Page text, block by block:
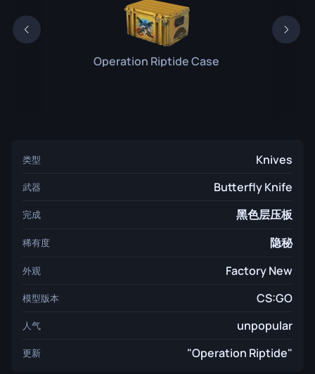
Operation Riptide Case
类型 Knives
武器 Butterfly Knife
完成 黑色层压板
稀有度 隐秘
外观 Factory New
模型版本 CS:GO
人气 unpopular
更新 "Operation Riptide"